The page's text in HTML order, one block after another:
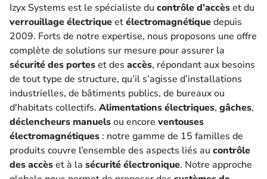
Izyx Systems est le spécialiste du contrôle d’accèset du
verrouillage électriqueetélectromagnétiquedepuis
2009. Forts de notre expertise, nous proposons une offre
complète de solutions sur mesure pour assurer la
sécurité des porteset des accès, répondant aux besoins
de tout type de structure, qu’il s’agisse d’installations
industrielles, de bâtiments publics, de bureaux ou
d'habitats collectifs. Alimentations électriques, gâches,
déclencheurs manuelsou encore ventouses
électromagnétiques : notre gamme de 15 familles de
produits couvre l’ensemble des aspects liés au contrôle
des accèset à la sécurité électronique. Notre approche